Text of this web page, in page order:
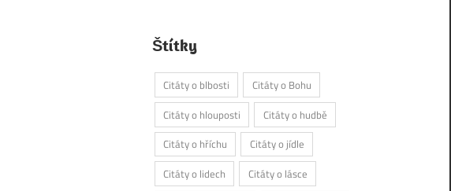
Štítky
Citáty o blbosti
Citáty o Bohu
Citáty o hlouposti
Citáty o hudbě
Citáty o hříchu
Citáty o jídle
Citáty o lidech
Citáty o lásce